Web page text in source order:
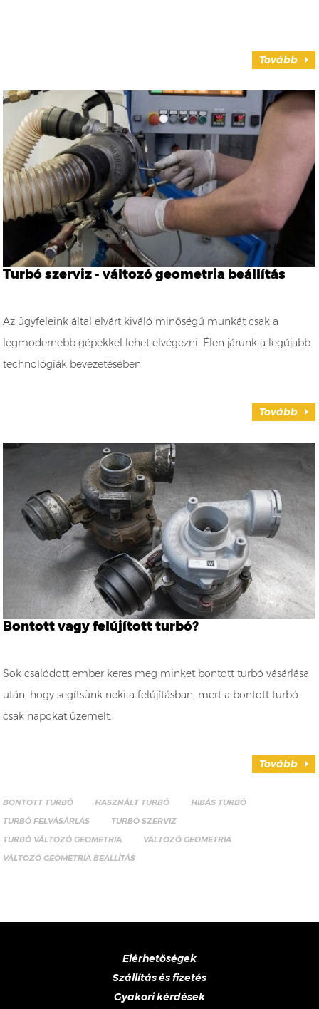
Tovább
Turbó szerviz - változó geometria beállítás
Az ügyfeleink által elvárt kiváló minőségű munkát csak a
legmodernebb gépekkel lehet elvégezni. Élen járunk a legújabb
technológiák bevezetésében!
Tovább
Bontott vagy felújított turbó?
Sok csalódott ember keres meg minket bontott turbó vásárlása
után, hogy segítsünk neki a felújításban, mert a bontott turbó
csak napokat üzemelt.
Tovább
BONTOTT TURBÓ HASZNÁLT TURBÓ
HIBÁS TURBÓ
TURBÓ FELVÁSÁRLÁS
TURBÓ SZERVIZ
TURBÓ VÁLTOZÓ GEOMETRIA
VÁLTOZÓ GEOMETRIA
VÁLTOZÓ GEOMETRIA BEÁLLÍTÁS
Elérhetőségek
Szállítás és fizetés
Gyakori kérdések